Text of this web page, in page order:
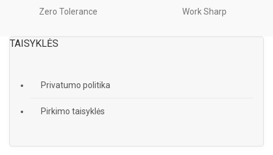
Zero Tolerance Work Sharp
TAISYKLĖS
Privatumo politika
Pirkimo taisyklės